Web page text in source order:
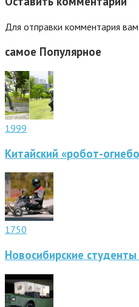
Для отправки комментария
самое Популярное
1999
Китайский «робот-
1750
Новосибирские